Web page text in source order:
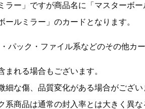
ラー」ですが商品名に「マスターボ
ルミラー」のカードとなります。
パック・ファイル系などのその他カ
れる場合もございます。
な傷、品質変化がある場合がござい
系商品は通常の封入率とは大きく異な